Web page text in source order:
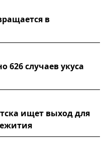
в
626 случаев укуса
ищет выход для